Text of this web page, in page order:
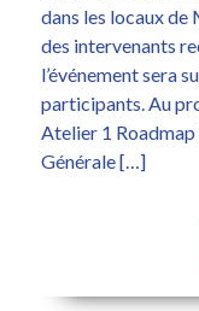
dans les locaux
des intervenants
l’événement sera
participants. Au
Atelier 1
Générale […]